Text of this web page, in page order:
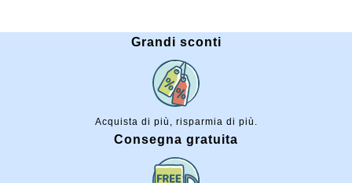
Grandi sconti
Acquista di più, risparmia di più.
Consegna gratuita